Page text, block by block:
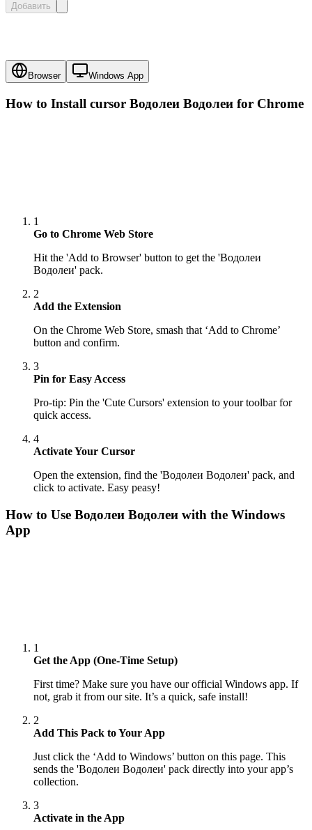
Добавить
Browser Windows App
How to Install cursor Водолеи Водолеи for Chrome
1
Go to Chrome Web Store
Hit the 'Add to Browser' button to get the 'Водолеи
Водолеи' pack.
2
Add the Extension
On the Chrome Web Store, smash that ‘Add to Chrome’
button and confirm.
3
Pin for Easy Access
Pro-tip: Pin the 'Cute Cursors' extension to your toolbar for
quick access.
4
Activate Your Cursor
Open the extension, find the 'Водолеи Водолеи' pack, and
click to activate. Easy peasy!
How to Use Водолеи Водолеи with the Windows
App
1
Get the App (One-Time Setup)
First time? Make sure you have our official Windows app. If
not, grab it from our site. It’s a quick, safe install!
2
Add This Pack to Your App
Just click the ‘Add to Windows’ button on this page. This
sends the 'Водолеи Водолеи' pack directly into your app’s
collection.
3
Activate in the App